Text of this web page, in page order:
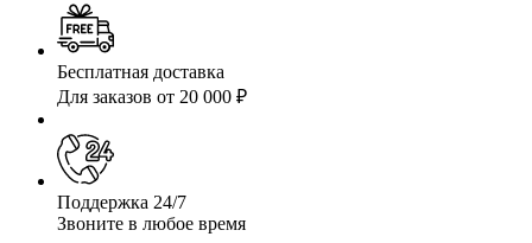
Бесплатная доставка
Для заказов от 20 000 ₽
Поддержка 24/7
Звоните в любое время